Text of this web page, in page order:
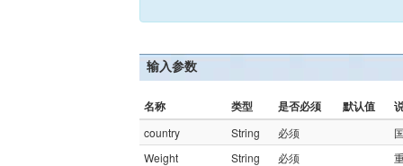
输入参数
名称 类型 是否必须 默认值
country String 必须
Weight
String 必须